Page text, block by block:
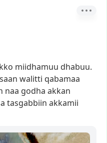
miidhamuu dhabuu.
walitti qabamaa
naa godha akkan
tasgabbiin akkamii